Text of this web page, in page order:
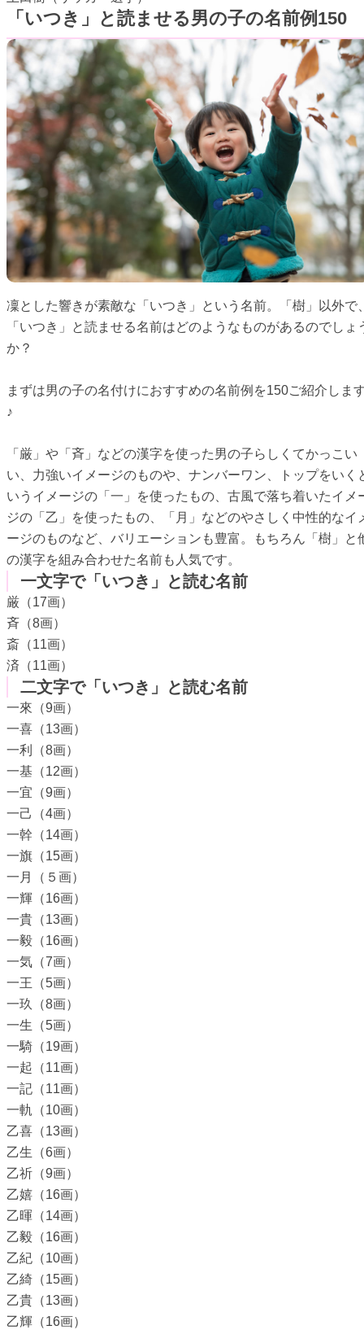
「いつき」と読ませる男の子の名前例150
凜とした響きが素敵な「いつき」という名前。「樹」以外で
「いつき」と読ませる名前はどのようなものがあるのでしょ
か？
まずは男の子の名付けにおすすめの名前例を150ご紹介しま
♪
「厳」や「斉」などの漢字を使った男の子らしくてかっこい
い、力強いイメージのものや、ナンバーワン、トップをいく
いうイメージの「一」を使ったもの、古風で落ち着いたイメ
ジの「乙」を使ったもの、「月」などのやさしく中性的なイ
ージのものなど、バリエーションも豊富。もちろん「樹」と
の漢字を組み合わせた名前も人気です。
一文字で「いつき」と読む名前
厳（17画）
斉（8画）
斎（11画）
済（11画）
二文字で「いつき」と読む名前
一來（9画）
一喜（13画）
一利（8画）
一基（12画）
一宜（9画）
一己（4画）
一幹（14画）
一旗（15画）
一月（５画）
一輝（16画）
一貴（13画）
一毅（16画）
一気（7画）
一王（5画）
一玖（8画）
一生（5画）
一騎（19画）
一起（11画）
一記（11画）
一軌（10画）
乙喜（13画）
乙生（6画）
乙祈（9画）
乙嬉（16画）
乙暉（14画）
乙毅（16画）
乙紀（10画）
乙綺（15画）
乙貴（13画）
乙輝（16画）